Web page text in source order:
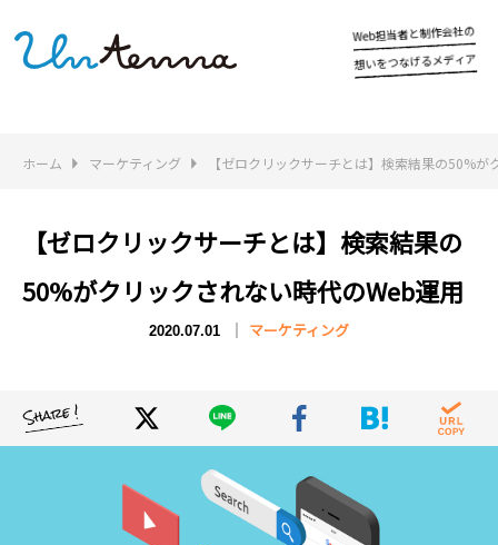
Web 担当者と制作会社の
想いをつなげるメディア
ホーム マーケティング 【ゼロクリックサーチとは】検索結果の50%
【ゼロクリックサーチとは】検索結果の
50%がクリックされない時代のWeb運用
2020.07.01 マーケティング